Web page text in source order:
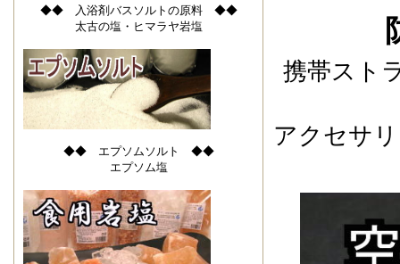
◆◆ 入浴剤バスソルトの原料 ◆◆
太古の塩・ヒマラヤ岩塩
◆◆ エプソムソルト ◆◆
エプソム塩
携帯スト
アクセサ